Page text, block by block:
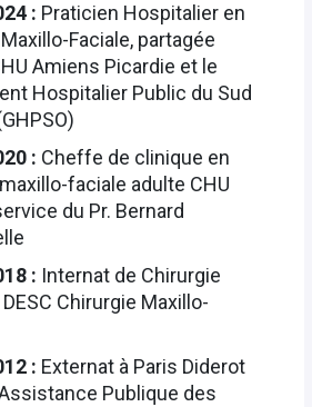
: Praticien Hospitalier en
Faciale, partagée
Amiens Picardie et le
Hospitalier Public du Sud
: Cheffe de clinique en
faciale adulte CHU
du Pr. Bernard
: Internat de Chirurgie
Chirurgie Maxillo-
: Externat à Paris Diderot
Publique des